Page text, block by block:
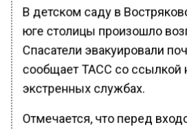
В детском саду в
юге столицы произошло
Спасатели эвакуировали
сообщает ТАСС со ссылкой
экстренных службах.
Отмечается, что перед